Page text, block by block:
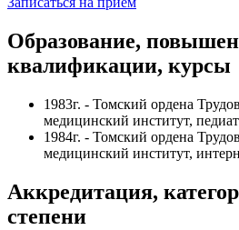
Образование,
квалификации, курсы
1983г. - Томский ордена
медицинский институт,
1984г. - Томский ордена
медицинский институт,
Аккредитация,
степени